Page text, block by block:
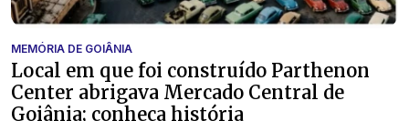
MEMÓRIA DE GOIÂNIA
Local em que foi construído Parthenon
Center abrigava Mercado Central de
Goiânia; conheça história